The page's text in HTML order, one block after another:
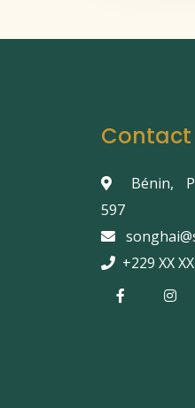
Contact
Bénin,
597
+229 XX